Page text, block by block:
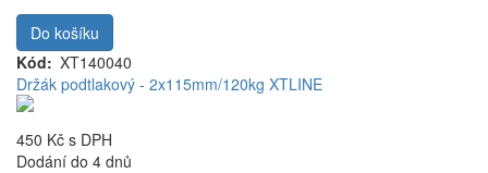
Do košíku
Kód
XT140040
Držák podtlakový - 2x115mm/120kg XTLINE
450 Kč s DPH
Dodání do 4 dnů